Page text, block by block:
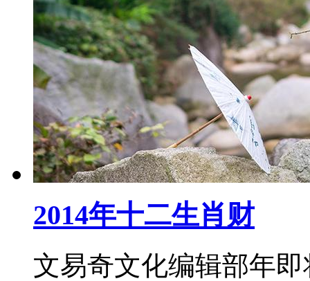
2014年十二生肖财
文易奇文化编辑部年